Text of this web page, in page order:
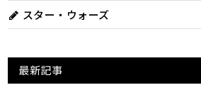
スター・ウォーズ
最新記事